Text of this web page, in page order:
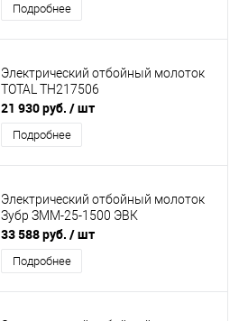
Подробнее
Электрический отбойный молоток
TOTAL TH217506
21 930 руб. / шт
Подробнее
Электрический отбойный молоток
Зубр ЗММ-25-1500 ЭВК
33 588 руб. / шт
Подробнее